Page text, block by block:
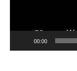
00:00